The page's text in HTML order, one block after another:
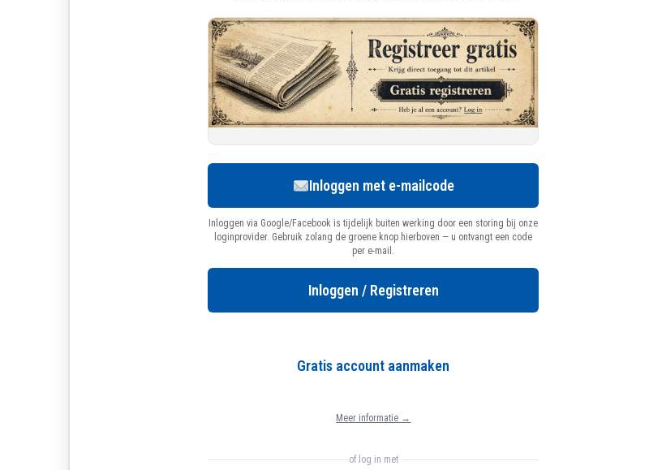
Inloggen met e-mailcode
Inloggen via Google/Facebook is tijdelijk buiten werking door een storing bij onze
loginprovider. Gebruik zolang de groene knop hierboven — u ontvangt een code
per e-mail.
Inloggen / Registreren
Gratis account aanmaken
Meer informatie →
of log in met